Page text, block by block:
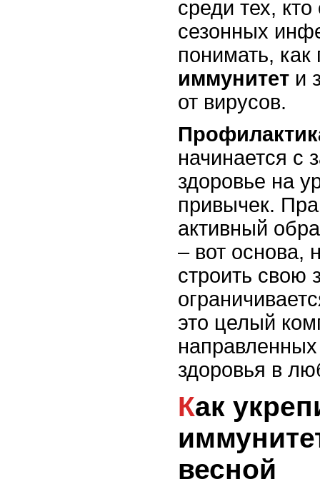
среди тех, кто
сезонных
понимать, как
иммунитет и
от вирусов.
начинается с
здоровье на
привычек.
активный
– вот основа,
строить свою
это целый
здоровья в
Как укрепить
весной